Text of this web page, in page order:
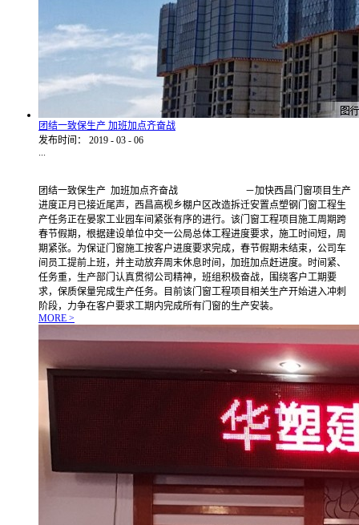
团结一致保生产 加班加点齐奋战
发布时间：
2019 - 03 - 06
...
团结一致保生产 加班加点齐奋战 －加快西昌门窗项目生产
进度正月已接近尾声，西昌高枧乡棚户区改造拆迁安置点塑钢门窗工程生
产任务正在晏家工业园车间紧张有序的进行。该门窗工程项目施工周期跨
春节假期，根据建设单位中交一公局总体工程进度要求，施工时间短，周
期紧张。为保证门窗施工按客户进度要求完成，春节假期未结束，公司车
间员工提前上班，并主动放弃周末休息时间，加班加点赶进度。时间紧、
任务重，生产部门认真贯彻公司精神，班组积极奋战，围绕客户工期要
求，保质保量完成生产任务。目前该门窗工程项目相关生产开始进入冲刺
阶段，力争在客户要求工期内完成所有门窗的生产安装。
MORE >